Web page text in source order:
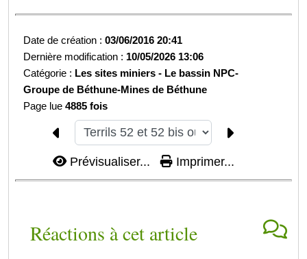
Date de création :03/06/2016 20:41
Dernière modification : 10/05/2026 13:06
Catégorie : Les sites miniers - Le bassin NPC-
Groupe de Béthune-Mines de Béthune
Page lue4885 fois
Prévisualiser... Imprimer...
Réactions à cet article